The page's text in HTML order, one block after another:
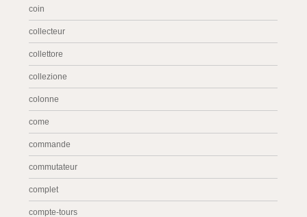
coin
collecteur
collettore
collezione
colonne
come
commande
commutateur
complet
compte-tours